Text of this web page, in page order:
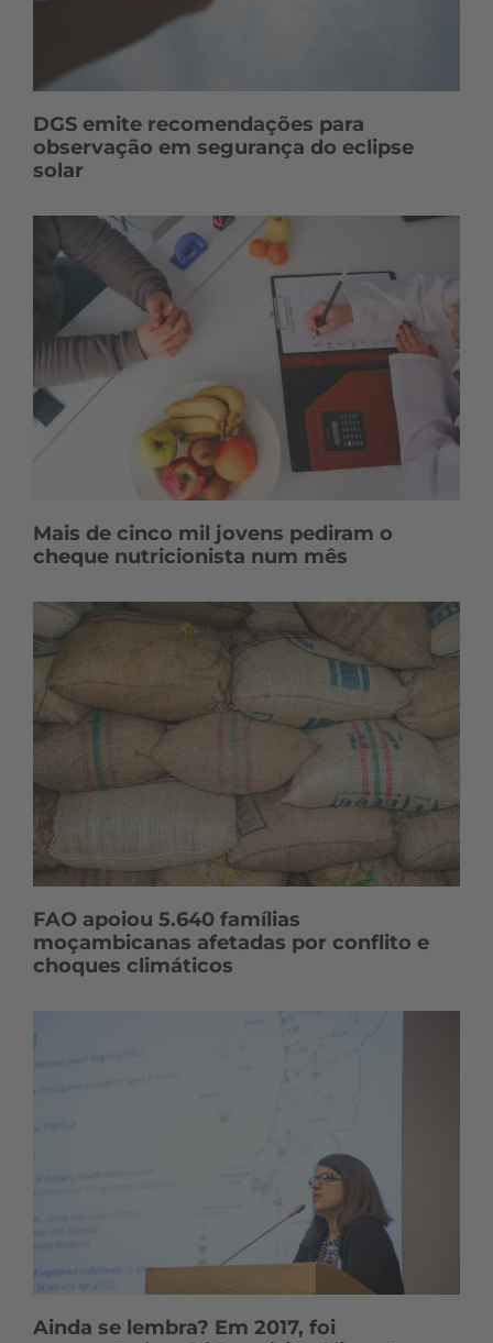
DGS emite recomendações para
observação em segurança do eclipse
solar
Mais de cinco mil jovens pediram o
cheque nutricionista num mês
FAO apoiou 5.640 famílias
moçambicanas afetadas por conflito e
choques climáticos
Ainda se lembra? Em 2017, foi